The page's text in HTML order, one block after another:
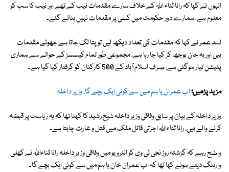
انہوں نے کہا کہ رانا ثناء اللہ کے خلاف سارے مقدمات نیب کے تھے اور نیب کا سب کو
معلوم ہے، ہمارے دور حکومت میں کسی پر مقدمات نہیں بنائے گئے۔
اسد عمر نے کہا کہ مقدمات کی تعداد دیکھ لیں تو پتا لگ جاتا ہے جھوٹے مقدمات
ہیں اور یہ جان بوجھ کر کیا جا رہا ہے، مجموعی طور تمام کیسسز کے حوالے سے ہماری
پٹیشن تیار ہوگئی ہے، صرف اسلام آباد کے 500 کارکنان کو گرفتار کیا گیا ہے۔
مزید پڑھیں؛اب عمران یا ہم میں سے کوئی ایک بچے گا، وزیر داخلہ
وزیر داخلہ کے بیان پر سابق وفاقی وزیر داخلہ شیخ رشید کا کہنا تھا کہ یہ ریاست پر قبضہ
کرنے والے ہیں، رانا ثناءاللہ اجرتی قاتل ملک میں قتل و غارت چاہتا ہے۔
واضح رہے کہ گزشتہ روز نجی ٹی وی کو انٹرویو میں وفاقی وزیر داخلہ رانا ثناءاللہ نے کھلی
وارننگ دیتے ہوئے کہا تھا کہ اب عمران خان یا ہم میں سے کوئی ایک بچے گا۔